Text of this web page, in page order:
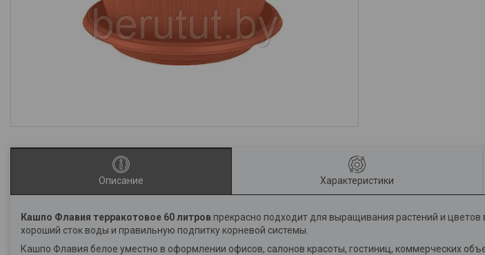
Описание Характеристики
Кашпо Флавия терракотовое 60 литров прекрасно подходит для выращивания растений и
хороший сток воды и правильную подпитку корневой системы.
Кашпо Флавия белое уместно в оформлении офисов, салонов красоты, гостиниц, коммерческих